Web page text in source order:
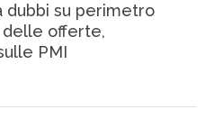
dubbi su perimetro
delle offerte,
PMI